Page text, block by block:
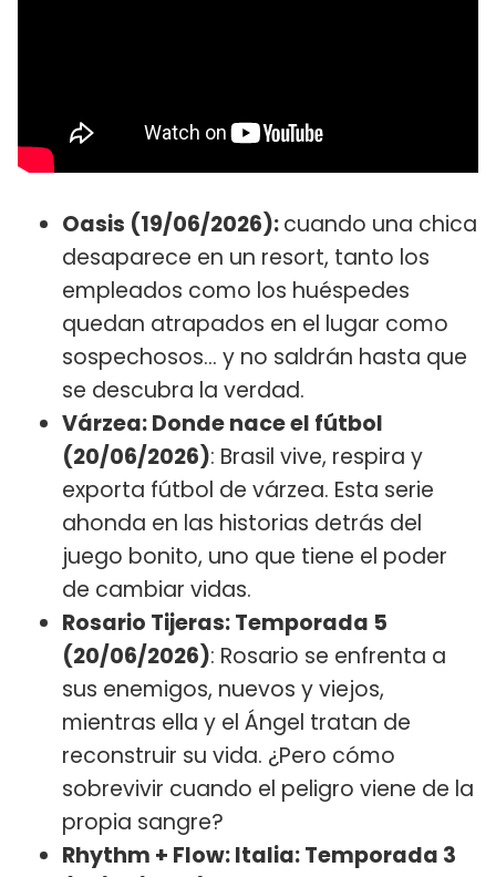
Oasis (19/06/2026):cuando una chica
desaparece en un resort, tanto los
empleados como los huéspedes
quedan atrapados en el lugar como
sospechosos… y no saldrán hasta que
se descubra la verdad.
Várzea: Donde nace el fútbol
(20/06/2026): Brasil vive, respira y
exporta fútbol de várzea. Esta serie
ahonda en las historias detrás del
juego bonito, uno que tiene el poder
de cambiar vidas.
Rosario Tijeras: Temporada 5
(20/06/2026): Rosario se enfrenta a
sus enemigos, nuevos y viejos,
mientras ella y el Ángel tratan de
reconstruir su vida. ¿Pero cómo
sobrevivir cuando el peligro viene de la
propia sangre?
Rhythm + Flow: Italia: Temporada 3